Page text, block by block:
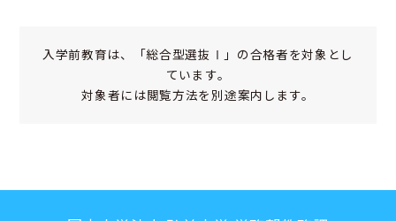
入学前教育は、「総合型選抜Ⅰ」の合格者を対象とし
ています。
対象者には閲覧方法を別途案内します。